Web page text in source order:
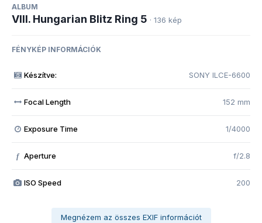
ALBUM
VIII. Hungarian Blitz Ring 5 · 136 kép
FÉNYKÉP INFORMÁCIÓK
Készítve: SONY ILCE-6600
Focal Length 152 mm
Exposure Time 1/4000
f Aperture f/2.8
ISO Speed 200
Megnézem az összes EXIF információt